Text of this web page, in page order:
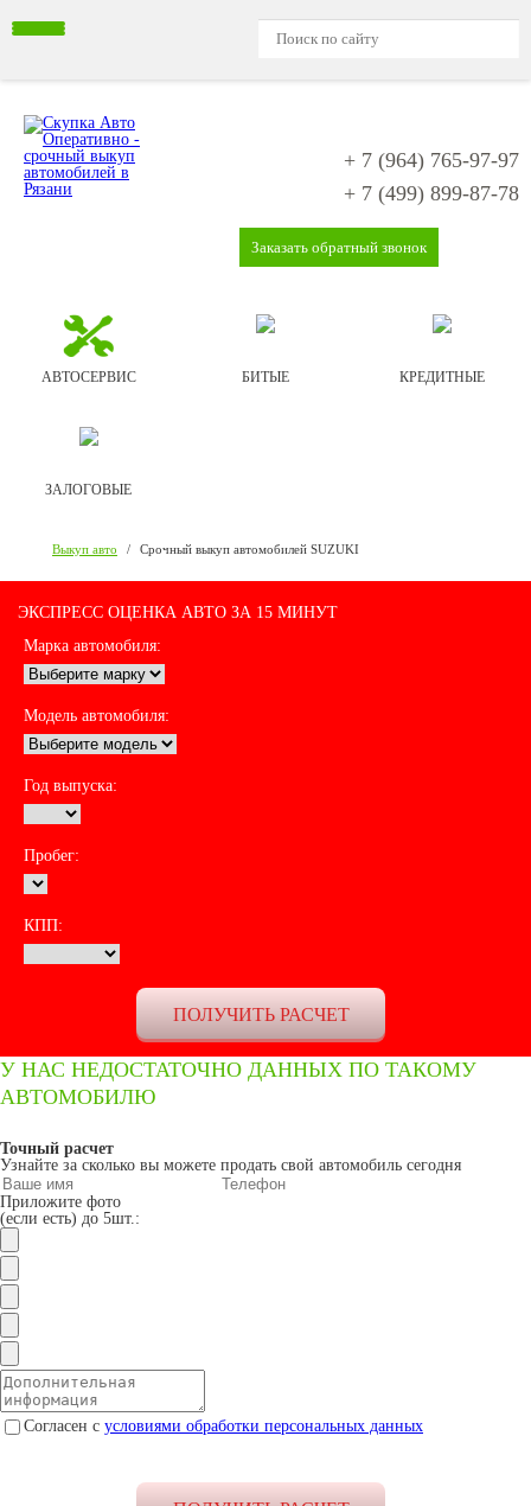
+ 7 (964) 765-97-97
+ 7 (499) 899-87-78
Заказать обратный звонок
АВТОСЕРВИС БИТЫЕ КРЕДИТНЫЕ
ЗАЛОГОВЫЕ
Выкуп авто / Срочный выкуп автомобилей SUZUKI
ЭКСПРЕСС ОЦЕНКА АВТО ЗА 15 МИНУТ
Марка автомобиля:
Модель автомобиля:
Год выпуска:
Пробег:
КПП:
У НАС НЕДОСТАТОЧНО ДАННЫХ ПО ТАКОМУ
АВТОМОБИЛЮ
Точный расчет
Узнайте за сколько вы можете продать свой автомобиль сегодня
Приложите фото
(если есть) до 5шт.:
Согласен с условиями обработки персональных данных